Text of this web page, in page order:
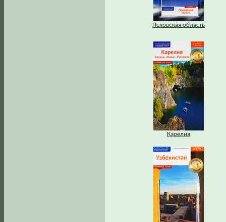
Псковская область
Карелия